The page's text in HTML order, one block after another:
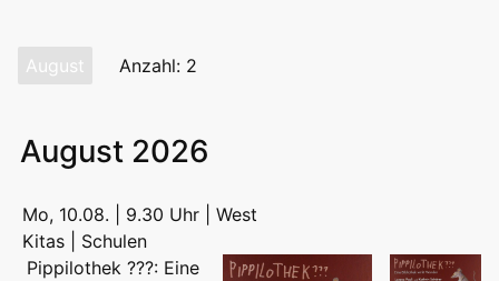
August Anzahl: 2
August 2026
Mo, 10.08. | 9.30 Uhr | West
Kitas | Schulen
Pippilothek ???: Eine